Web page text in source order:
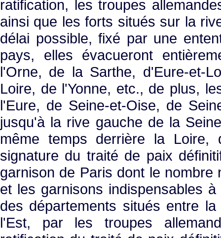
ratification, les troupes
ainsi que les forts situés sur la
délai possible, fixé par une
pays, elles évacueront
l'Orne, de la Sarthe, d'Eure-et-
Loire, de l'Yonne, etc., de plus,
l'Eure, de Seine-et-Oise, de
jusqu'à la rive gauche de la
même temps derrière la Loire,
signature du traité de paix
garnison de Paris dont le
et les garnisons indispensables
des départements situés entre
l'Est, par les troupes